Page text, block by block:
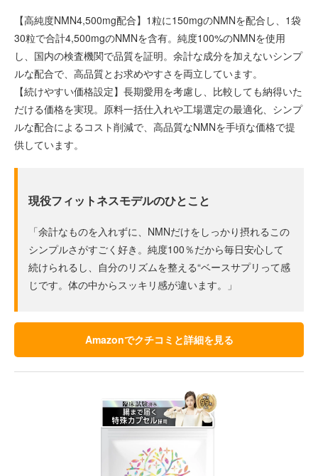
【高純度NMN4,500mg配合】1粒に150mgのNMNを配合し、1袋
30粒で合計4,500mgのNMNを含有。純度100%のNMNを使用
し、国内の検査機関で品質を証明。余計な成分を加えないシンプ
ルな配合で、高品質とお求めやすさを両立しています。
【続けやすい価格設定】長期愛用を考慮し、比較しても納得いた
だける価格を実現。原料一括仕入れや工場選定の最適化、シンプ
ルな配合によるコスト削減で、高品質なNMNを手頃な価格で提
供しています。
現役フィットネスモデルのひとこと
「余計なものを入れずに、NMNだけをしっかり摂れるこの
シンプルさがすごく好き。純度100％だから毎日安心して
続けられるし、自分のリズムを整える“ベースサプリって感
じです。体の中からスッキリ感が違います。」
Amazonでクチコミと詳細を見る